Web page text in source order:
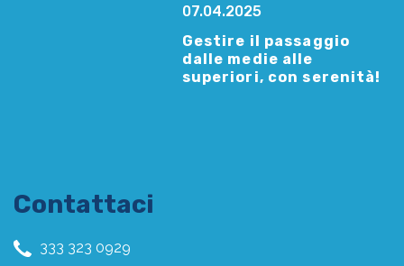
07.04.2025
Gestire il passaggio
dalle medie alle
superiori, con serenità!
Contattaci
333 323 0929